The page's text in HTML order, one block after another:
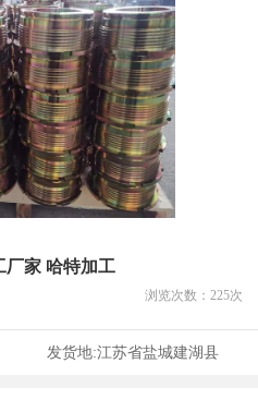
厂家 哈特加工
浏览次数： 225次
发货地:江苏省盐城建湖县